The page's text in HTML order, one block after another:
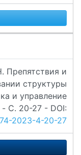
Препятствия и
структуры
и управление
C. 20-27 - DOI:
2023-4-20-27